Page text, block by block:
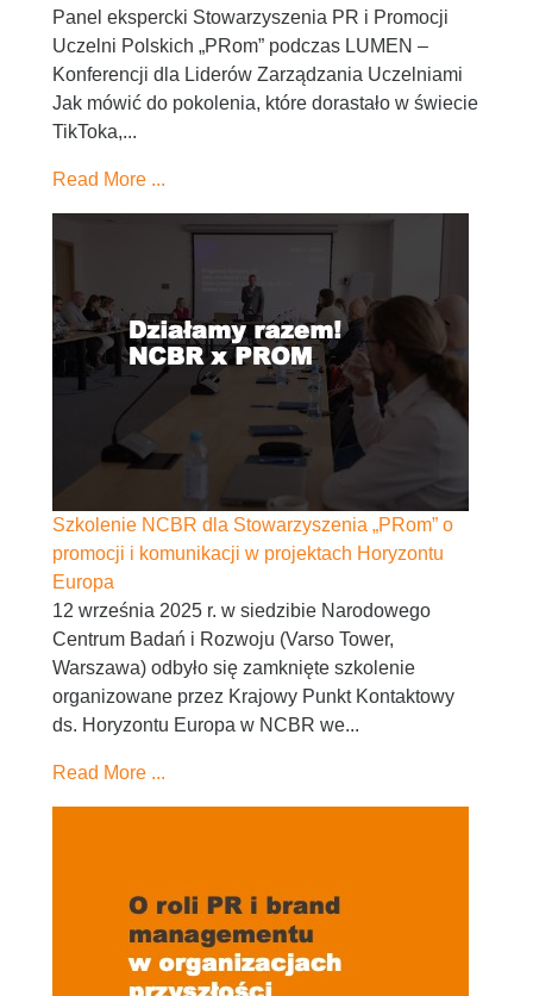
Panel ekspercki Stowarzyszenia PR i Promocji
Uczelni Polskich „PRom” podczas LUMEN –
Konferencji dla Liderów Zarządzania Uczelniami
Jak mówić do pokolenia, które dorastało w świecie
TikToka,...
Read More ...
Szkolenie NCBR dla Stowarzyszenia „PRom” o
promocji i komunikacji w projektach Horyzontu
Europa
12 września 2025 r. w siedzibie Narodowego
Centrum Badań i Rozwoju (Varso Tower,
Warszawa) odbyło się zamknięte szkolenie
organizowane przez Krajowy Punkt Kontaktowy
ds. Horyzontu Europa w NCBR we...
Read More ...